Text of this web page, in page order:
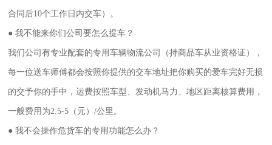
合同后10个工作日内交车）。
● 我不能来你们公司要怎么提车？
我们公司有专业配套的专用车辆物流公司（持商品车从业资格证），
每一位送车师傅都会按照你提供的交车地址把你购买的爱车完好无损
的交予你的手中，运费按照车型、发动机马力、地区距离核算费用，
一般费用为2.5-5（元）/公里。
● 我不会操作危货车的专用功能怎么办？